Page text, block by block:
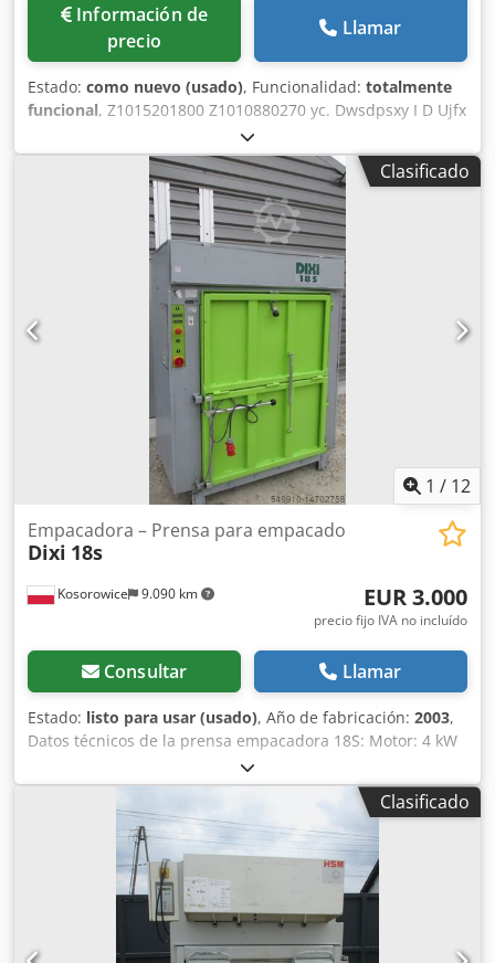
Información de
precio
Llamar
Estado: como nuevo (usado), Funcionalidad: totalmente
funcional, Z1015201800 Z1010880270 yc. Dwsdpsxy I D Ujfx
Clasificado
1 / 12
Kosorowice 9.090 km
Empacadora – Prensa para empacado
Dixi 18s
EUR 3.000
precio fijo IVA no incluído
Consultar Llamar
Estado: listo para usar (usado), Año de fabricación: 2003,
Datos técnicos de la prensa empacadora 18S: Motor: 4 kW
Tensión de conexión: 400/50 V/Hz Fuerza de prensado:
máx. 180 kN Tiempo de ciclo: 22 s Tiempo de prensado: 12
s Apertura de llenado ancho x alto: 107 x 62 cm Altura de
alimentación desde el suelo: 98 cm Bala expulsada* ancho
x alto x fondo: aprox. 110 x 70 x 70-80 cm Peso de la bala:
máx. 120 - 180 kg Dimensiones ancho x fondo x alto: 152 x
95 x 197 cm Peso: 850 kg Año de fabricación 2003-2005
cuesta 3000 eur Dodpfx Afjra Aghjhjwa Año de fabricación
2006-2009 cuesta 3500 eur Año de fabricación 2010-2013
Clasificado